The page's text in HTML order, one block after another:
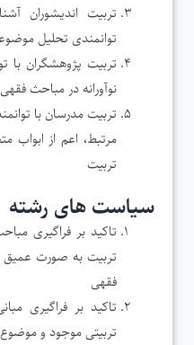
تربیت اندیشوران
توانمندی تحلیل
تربیت پژوهشگران با
نوآورانه در مباحث
تربیت مدرسان با
مرتبط، اعم از
تربیت
سیاست های رشته
تاکید بر فراگیری
تربیت به صورت عمیق
فقهی
تاکید بر فراگیری
تربیتی موجود و